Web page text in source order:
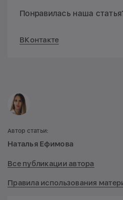
Понравилась наша
ВКонтакте
Автор статьи:
Наталья Ефимова
Все публикации автора
Правила использования